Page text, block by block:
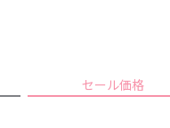
プライバシーポリシー
セール価格